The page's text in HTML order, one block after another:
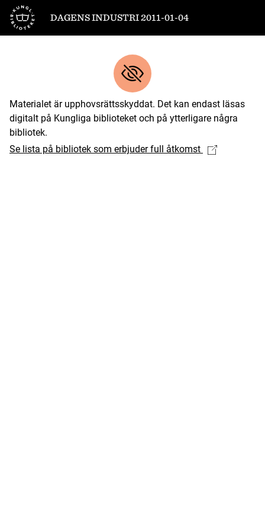
Till startsidan
DAGENS INDUSTRI 2011-01-04
Materialet är upphovsrättsskyddat. Det kan endast läsas
digitalt på Kungliga biblioteket och på ytterligare några
bibliotek.
Se lista på bibliotek som erbjuder full åtkomst